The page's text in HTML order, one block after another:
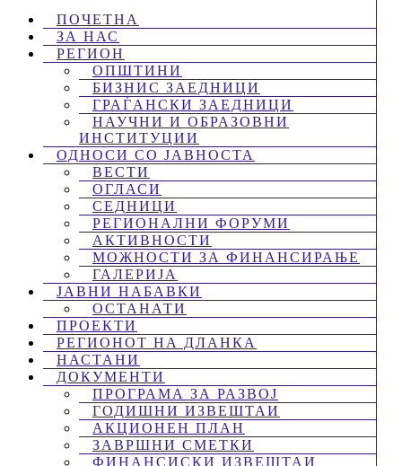
ПОЧЕТНА
ЗА НАС
РЕГИОН
ОПШТИНИ
БИЗНИС ЗАЕДНИЦИ
ГРАЃАНСКИ ЗАЕДНИЦИ
НАУЧНИ И ОБРАЗОВНИ
ИНСТИТУЦИИ
ОДНОСИ СО ЈАВНОСТА
ВЕСТИ
ОГЛАСИ
СЕДНИЦИ
РЕГИОНАЛНИ ФОРУМИ
АКТИВНОСТИ
МОЖНОСТИ ЗА ФИНАНСИРАЊЕ
ГАЛЕРИЈА
ЈАВНИ НАБАВКИ
ОСТАНАТИ
ПРОЕКТИ
РЕГИОНОТ НА ДЛАНКА
НАСТАНИ
ДОКУМЕНТИ
ПРОГРАМА ЗА РАЗВОЈ
ГОДИШНИ ИЗВЕШТАИ
АКЦИОНЕН ПЛАН
ЗАВРШНИ СМЕТКИ
ФИНАНСИСКИ ИЗВЕШТАИ